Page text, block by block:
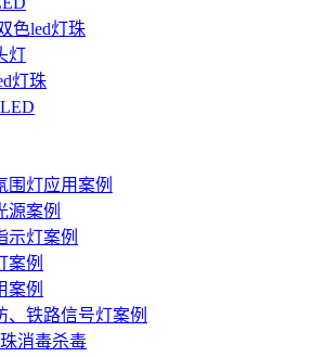
色led灯珠
灯
灯珠
围灯应用案例
源案例
示灯案例
案例
案例
、铁路信号灯案例
消毒杀毒